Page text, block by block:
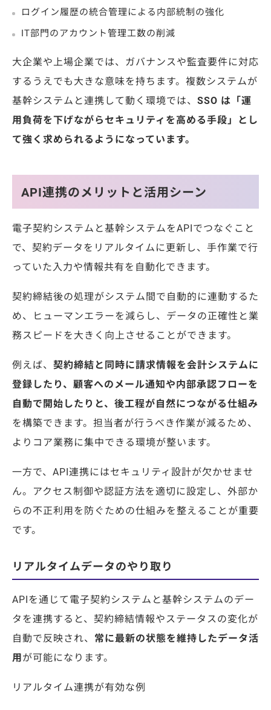
ログイン履歴の統合管理による内部統制の強化
IT部門のアカウント管理工数の削減
大企業や上場企業では、ガバナンスや監査要件に対応
するうえでも大きな意味を持ちます。複数システムが
基幹システムと連携して動く環境では、 SSO は「運
用負荷を下げながらセキュリティを高める手段」とし
て強く求められるようになっています。
API連携のメリットと活用シーン
電子契約システムと基幹システムをAPIでつなぐこと
で、契約データをリアルタイムに更新し、手作業で行
っていた入力や情報共有を自動化できます。
契約締結後の処理がシステム間で自動的に連動するた
め、ヒューマンエラーを減らし、データの正確性と業
務スピードを大きく向上させることができます。
例えば、 契約締結と同時に請求情報を会計システムに
登録したり、顧客へのメール通知や内部承認フローを
自動で開始したりと、後工程が自然につながる仕組み
を構築できます。担当者が行うべき作業が減るため、
よりコア業務に集中できる環境が整います。
一方で、API連携にはセキュリティ設計が欠かせませ
ん。アクセス制御や認証方法を適切に設定し、外部か
らの不正利用を防ぐための仕組みを整えることが重要
です。
リアルタイムデータのやり取り
APIを通じて電子契約システムと基幹システムのデー
タを連携すると、契約締結情報やステータスの変化が
自動で反映され、 常に最新の状態を維持したデータ活
用が可能になります。
リアルタイム連携が有効な例